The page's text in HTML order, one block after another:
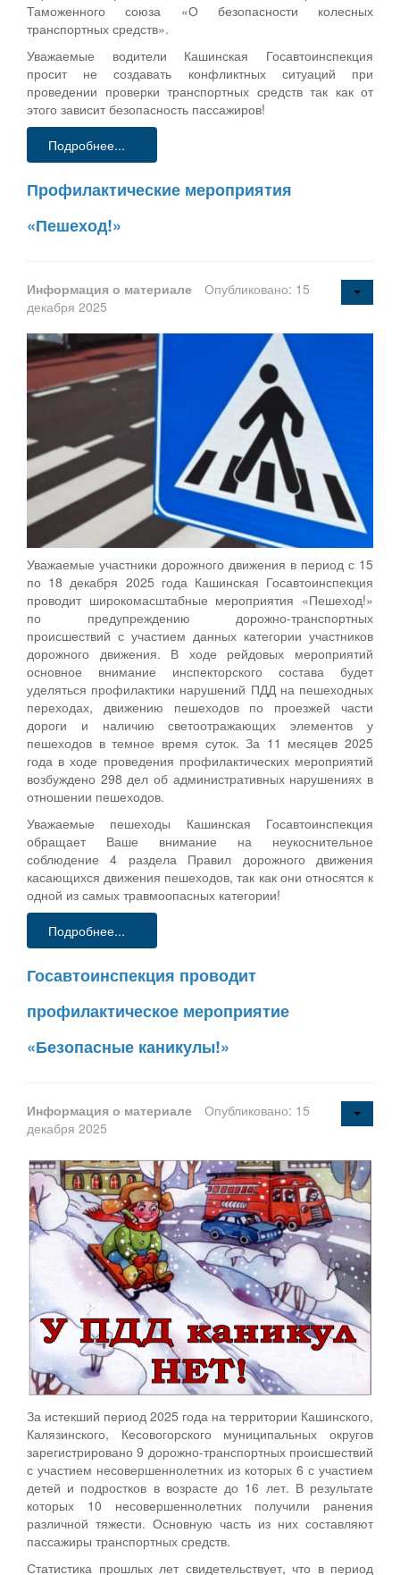
Таможенного союза «О безопасности колесных
транспортных средств».
Уважаемые водители Кашинская Госавтоинспекция
просит не создавать конфликтных ситуаций при
проведении проверки транспортных средств так как от
этого зависит безопасность пассажиров!
Подробнее...
Профилактические мероприятия
«Пешеход!»
Информация о материале
Опубликовано: 15
декабря 2025
Уважаемые участники дорожного движения в период с 15
по 18 декабря 2025 года Кашинская Госавтоинспекция
проводит широкомасштабные мероприятия «Пешеход!»
по предупреждению дорожно-транспортных
происшествий с участием данных категории участников
дорожного движения. В ходе рейдовых мероприятий
основное внимание инспекторского состава будет
уделяться профилактики нарушений ПДД на пешеходных
переходах, движению пешеходов по проезжей части
дороги и наличию светоотражающих элементов у
пешеходов в темное время суток. За 11 месяцев 2025
года в ходе проведения профилактических мероприятий
возбуждено 298 дел об административных нарушениях в
отношении пешеходов.
Уважаемые пешеходы Кашинская Госавтоинспекция
обращает Ваше внимание на неукоснительное
соблюдение 4 раздела Правил дорожного движения
касающихся движения пешеходов, так как они относятся к
одной из самых травмоопасных категории!
Подробнее...
Госавтоинспекция проводит
профилактическое мероприятие
«Безопасные каникулы!»
Информация о материале
Опубликовано: 15
декабря 2025
За истекший период 2025 года на территории Кашинского,
Калязинского, Кесовогорского муниципальных округов
зарегистрировано 9 дорожно-транспортных происшествий
с участием несовершеннолетних из которых 6 с участием
детей и подростков в возрасте до 16 лет. В результате
которых 10 несовершеннолетних получили ранения
различной тяжести. Основную часть из них составляют
пассажиры транспортных средств.
Статистика прошлых лет свидетельствует, что в период